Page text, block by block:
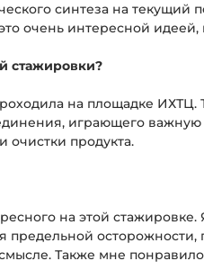
синтеза на
очень интересной идеей,
стажировки?
на площадке
играющего
очистки продукта.
на этой
осторожности,
Также мне